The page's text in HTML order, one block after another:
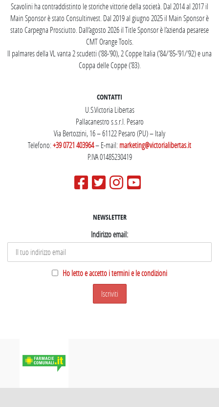
Scavolini ha contraddistinto le storiche vittorie della società. Dal 2014 al 2017 il
Main Sponsor è stato Consultinvest. Dal 2019 al giugno 2025 il Main Sponsor è
stato Carpegna Prosciutto. Dall’agosto 2026 il Title Sponsor è l’azienda pesarese
CMT Orange Tools.
Il palmares della VL vanta 2 scudetti (’88-’90), 2 Coppe Italia (’84/’85-’91/’92) e una
Coppa delle Coppe (’83).
CONTATTI
U.S.Victoria Libertas
Pallacanestro s.s.r.l. Pesaro
Via Bertozzini, 16 – 61122 Pesaro (PU) – Italy
Telefono:+39 0721 403964– E-mail:marketing@victorialibertas.it
P.IVA 01485230419
NEWSLETTER
Indirizzo email:
Ho letto e accetto i termini e le condizioni